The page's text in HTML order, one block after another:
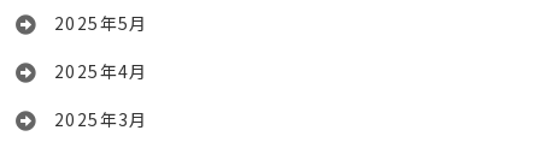
2025年5月
2025年4月
2025年3月